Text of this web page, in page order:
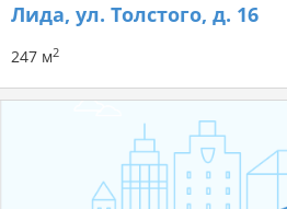
Лида, ул. Толстого, д. 16
247 м2